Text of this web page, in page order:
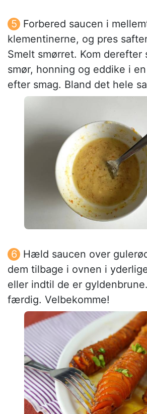
Forbered saucen i
klementinerne, og pres
Smelt smørret. Kom derefter
smør, honning og eddike i
efter smag. Bland det hele
Hæld saucen over
dem tilbage i ovnen i
eller indtil de er
færdig. Velbekomme!